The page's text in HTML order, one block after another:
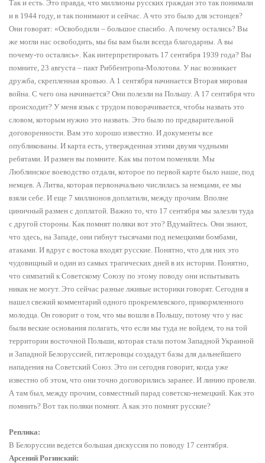
Так и есть. Это правда, что миллионы русских граждан это так понимали
и в 1944 году, и так понимают и сейчас. А что это было для эстонцев?
Они говорят: «Освободили – большое спасибо. А почему остались? Вы
же могли нас освободить, мы бы вам были всегда благодарны. А вы
почему-то остались». Как интерпретировать 17 сентября 1939 года? Вы
помните, 23 августа – пакт Риббентропа-Молотова. У нас возникает
дружба, скрепленная кровью. А 1 сентября начинается Вторая мировая
война. С чего она начинается? Они полезли на Польшу. А 17 сентября что
происходит? У меня язык с трудом поворачивается, чтобы назвать это
словом, которым нужно это назвать. Это было по предварительной
договоренности. Вам это хорошо известно. И документы все
опубликованы. И карта есть, утвержденная этими двумя чудными
ребятами. И размен вы помните. Как мы потом поменяли. Мы
Люблинское воеводство отдали, которое по первой карте было наше, под
немцев. А Литва, которая первоначально числилась за немцами, ее мы
взяли себе. И еще 7 миллионов доплатили, между прочим. Вполне
циничный размен с доплатой. Важно то, что 17 сентября мы залезли туда
с другой стороны. Как помнят поляки вот это? Вдумайтесь. Они знают,
что здесь, на Западе, они гибнут тысячами под немецкими бомбами,
атаками. И вдруг с востока входят русские. Понятно, что для них это
чудовищный и один из самых трагических дней в их истории. Понятно,
что симпатий к Советскому Союзу по этому поводу они испытывать
никак не могут. Это сейчас разные лживые историки говорят. Сегодня я
нашел свежий комментарий одного прокремлевского, прикормленного
молодца. Он говорит о том, что мы вошли в Польшу, потому что у нас
были веские основания полагать, что если мы туда не войдем, то на той
территории восточной Польши, которая стала потом Западной Украиной
и Западной Белоруссией, гитлеровцы создадут базы для дальнейшего
нападения на Советский Союз. Это он сегодня говорит, когда уже
известно об этом, что они точно договорились заранее. И линию провели.
А там был, между прочим, совместный парад советско-немецкий. Как это
помнить? Вот так поляки помнят. А как это помнят русские?
Реплика:
В Белоруссии ведется большая дискуссия по поводу 17 сентября.
Арсений Рогинский: